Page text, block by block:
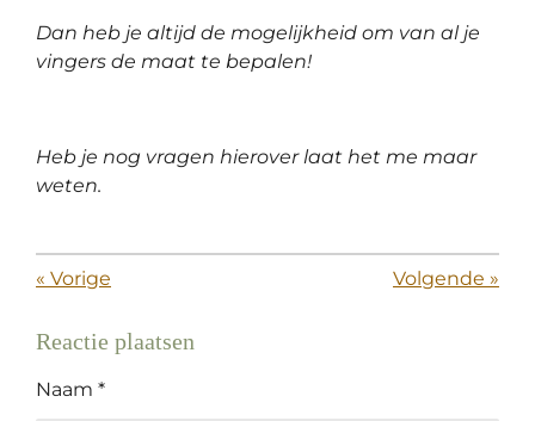
n
Dan heb je altijd de mogelijkheid om van al je
vingers de maat te bepalen!
Heb je nog vragen hierover laat het me maar
weten.
« Vorige Volgende »
Reactie plaatsen
Naam *